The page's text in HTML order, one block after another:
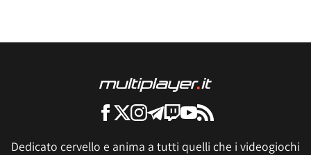
Dedicato cervello e anima a tutti quelli che i videogiochi